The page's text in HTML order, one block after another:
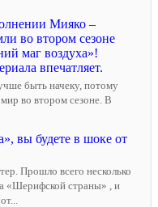
Мияко –
во втором сезоне
маг воздуха»!
впечатляет.
быть начеку, потому
во втором сезоне. В
вы будете в шоке от
Прошло всего несколько
«Шерифской страны» , и